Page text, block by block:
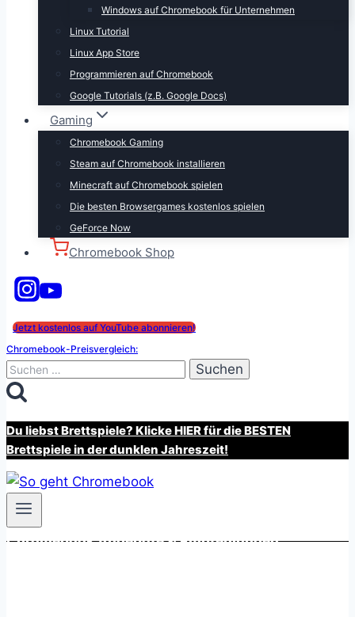
Windows auf Chromebook für Unternehmen
Linux Tutorial
Linux App Store
Programmieren auf Chromebook
Google Tutorials (z.B. Google Docs)
Gaming
Chromebook Gaming
Steam auf Chromebook installieren
Minecraft auf Chromebook spielen
Die besten Browsergames kostenlos spielen
GeForce Now
Chromebook Shop
Jetzt kostenlos auf YouTube abonnieren!
Chromebook-Preisvergleich:
Suchen
nach:
Du liebst Brettspiele? Klicke HIER für die BESTEN
Brettspiele in der dunklen Jahreszeit!
Chromebook Angebote & Empfehlungen